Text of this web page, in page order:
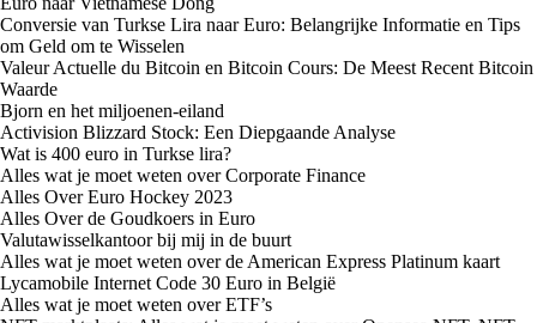
Conversie van Turkse Lira naar Euro: Belangrijke Informatie en Tips
om Geld om te Wisselen
Valeur Actuelle du Bitcoin en Bitcoin Cours: De Meest Recent Bitcoin
Waarde
Bjorn en het miljoenen-eiland
Activision Blizzard Stock: Een Diepgaande Analyse
Wat is 400 euro in Turkse lira?
Alles wat je moet weten over Corporate Finance
Alles Over Euro Hockey 2023
Alles Over de Goudkoers in Euro
Valutawisselkantoor bij mij in de buurt
Alles wat je moet weten over de American Express Platinum kaart
Lycamobile Internet Code 30 Euro in België
Alles wat je moet weten over ETF’s